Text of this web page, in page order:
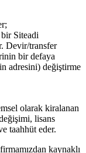
bir Siteadi
Devir/transfer
bir defaya
adresini) değiştirme
olarak kiralanan
lisans
taahhüt eder.
kaynaklı